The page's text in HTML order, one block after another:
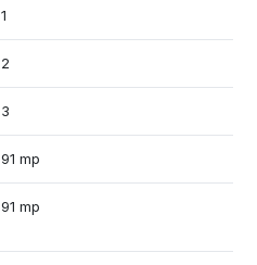
1
2
3
91 mp
91 mp